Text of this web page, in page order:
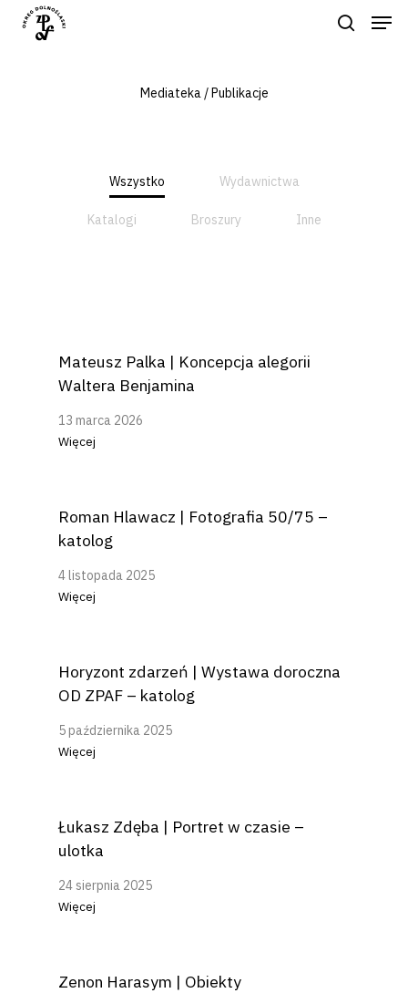
Naciśnij enter by wyszukać lub ESC
Mediateka / Publikacje
Wszystko Wydawnictwa
Katalogi Broszury Inne
Mateusz Palka | Koncepcja alegorii
Waltera Benjamina
13 marca 2026
Więcej
Roman Hlawacz | Fotografia 50/75 –
katolog
4 listopada 2025
Więcej
Horyzont zdarzeń | Wystawa doroczna
OD ZPAF – katolog
5 października 2025
Więcej
Łukasz Zdęba | Portret w czasie –
ulotka
24 sierpnia 2025
Więcej
Zenon Harasym | Obiekty